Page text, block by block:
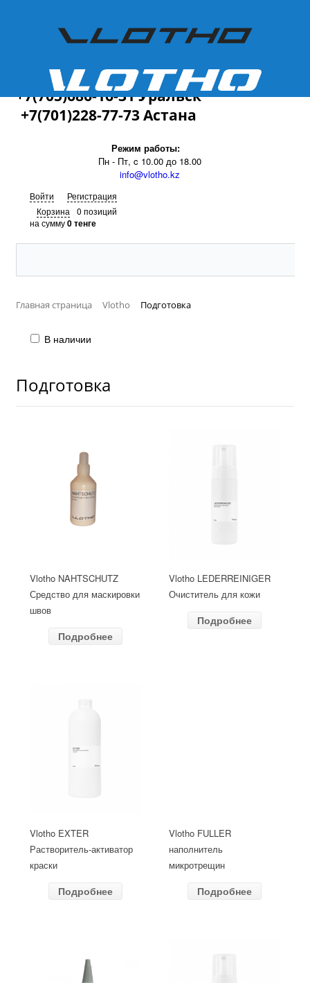
+7(701)228-77-73
+7(705)686-16-31 Уральск
+7(701)228-77-73 Астана
Режим работы:
Пн - Пт, c 10.00 до 18.00
info@vlotho.kz
Войти
Регистрация
Корзина
0 позиций
на сумму0 тенге
Главная страница Vlotho Подготовка
В наличии
Подготовка
Vlotho NAHTSCHUTZ
Средство для маскировки
швов
Подробнее
Vlotho LEDERREINIGER
Очиститель для кожи
Подробнее
Vlotho EXTER
Растворитель-активатор
краски
Подробнее
Vlotho FULLER
наполнитель
микротрещин
Подробнее